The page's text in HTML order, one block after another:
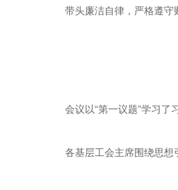
带头廉洁自律，严格遵守
会议以“第一议题”学习了
各基层工会主席围绕思想